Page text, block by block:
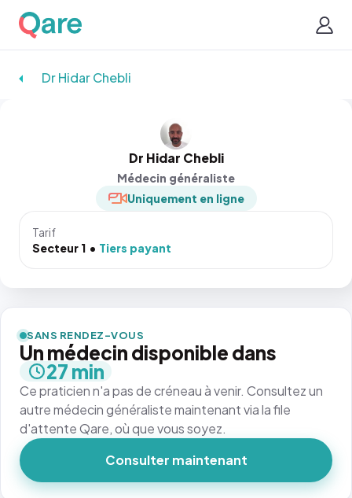
Dr Hidar Chebli
Dr Hidar Chebli
Médecin généraliste
Uniquement en ligne
Tarif
Secteur 1
Tiers payant
SANS RENDEZ-VOUS
Un médecin disponible dans
27 min
Ce praticien n'a pas de créneau à venir. Consultez un
autre médecin généraliste maintenant via la file
d'attente Qare, où que vous soyez.
Consulter maintenant